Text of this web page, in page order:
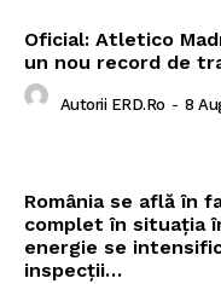
Oficial: Atletico
un nou record de
Autorii ERD.ro - 8
România se află în
complet în situația
energie se
inspecții…